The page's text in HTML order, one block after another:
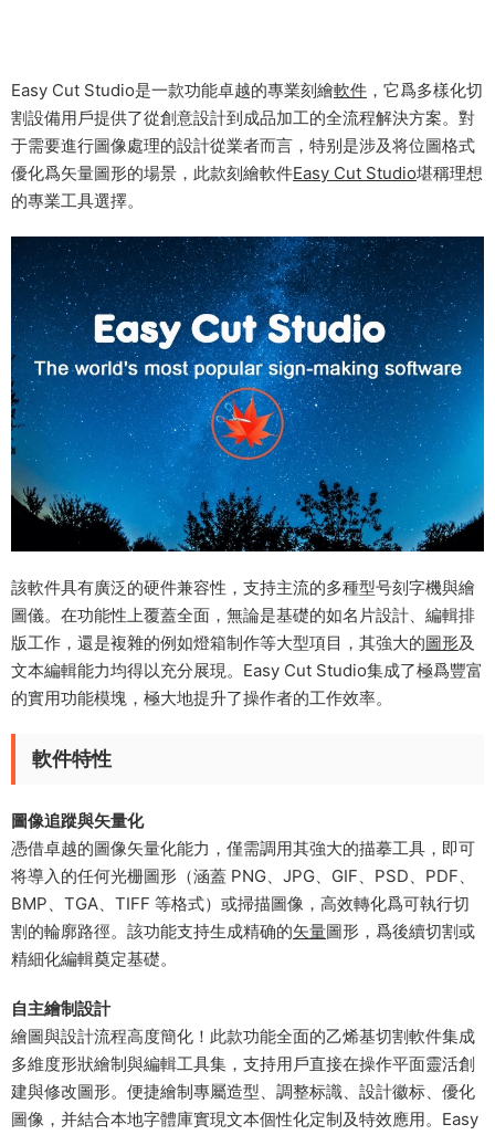
Easy Cut Studio是一款功能卓越的專業刻繪軟件 ，它爲多樣化切
割設備用戶提供了從創意設計到成品加工的全流程解決方案。對
于需要進行圖像處理的設計從業者而言，特别是涉及将位圖格式
優化爲矢量圖形的場景，此款刻繪軟件Easy Cut Studio堪稱理想
的專業工具選擇。
該軟件具有廣泛的硬件兼容性，支持主流的多種型号刻字機與繪
圖儀。在功能性上覆蓋全面，無論是基礎的如名片設計、編輯排
版工作，還是複雜的例如燈箱制作等大型項目，其強大的圖形及
文本編輯能力均得以充分展現。Easy Cut Studio集成了極爲豐富
的實用功能模塊，極大地提升了操作者的工作效率。
軟件特性
圖像追蹤與矢量化​
憑借卓越的圖像矢量化能力，僅需調用其強大的描摹工具，即可
将導入的任何光栅圖形（涵蓋 PNG、JPG、GIF、PSD、PDF、
BMP、TGA、TIFF 等格式）或掃描圖像，高效轉化爲可執行切
割的輪廓路徑。該功能支持生成精确的矢量圖形，爲後續切割或
精細化編輯奠定基礎。
​自主繪制設計​
繪圖與設計流程高度簡化！此款功能全面的乙烯基切割軟件集成
多維度形狀繪制與編輯工具集，支持用戶直接在操作平面靈活創
建與修改圖形。便捷繪制專屬造型、調整标識、設計徽标、優化
圖像，并結合本地字體庫實現文本個性化定制及特效應用。Easy